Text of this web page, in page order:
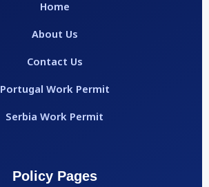
Home
About Us
Contact Us
Portugal Work Permit
Serbia Work Permit
Policy Pages